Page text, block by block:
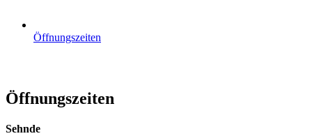
Öffnungszeiten
Öffnungszeiten
Sehnde